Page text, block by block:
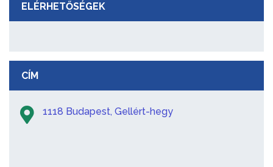
ELÉRHETŐSÉGEK
CÍM
1118 Budapest, Gellért-hegy